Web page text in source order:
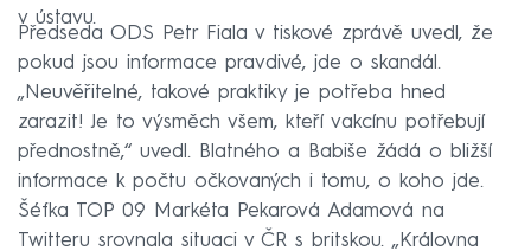
v ústavu.
Předseda ODS Petr Fiala v tiskové zprávě uvedl, že
pokud jsou informace pravdivé, jde o skandál.
„Neuvěřitelné, takové praktiky je potřeba hned
zarazit! Je to výsměch všem, kteří vakcínu potřebují
přednostně,“ uvedl. Blatného a Babiše žádá o bližší
informace k počtu očkovaných i tomu, o koho jde.
Šéfka TOP 09 Markéta Pekarová Adamová na
Twitteru srovnala situaci v ČR s britskou. „Královna